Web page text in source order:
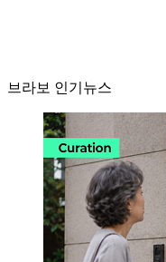
브라보 인기뉴스